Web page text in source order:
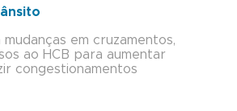
mudanças em cruzamentos,
ao HCB para aumentar
congestionamentos